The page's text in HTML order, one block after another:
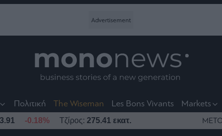
Πολιτική The Wiseman Les Bons Vivants Markets
-0.18% Τζίρος: 275.41 εκατ.